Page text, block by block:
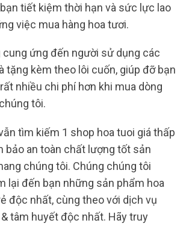
tiết kiệm thời hạn và sức lực lao
việc mua hàng hoa tươi.
cung ứng đến người sử dụng các
tặng kèm theo lôi cuốn, giúp đỡ bạn
nhiều chi phí hơn khi mua dòng
tôi.
tìm kiếm 1 shop hoa tuoi giá thấp
bảo an toàn chất lượng tốt sản
chúng tôi. Chúng chúng tôi
lại đến bạn những sản phẩm hoa
độc nhất, cùng theo với dịch vụ
tâm huyết độc nhất. Hãy truy